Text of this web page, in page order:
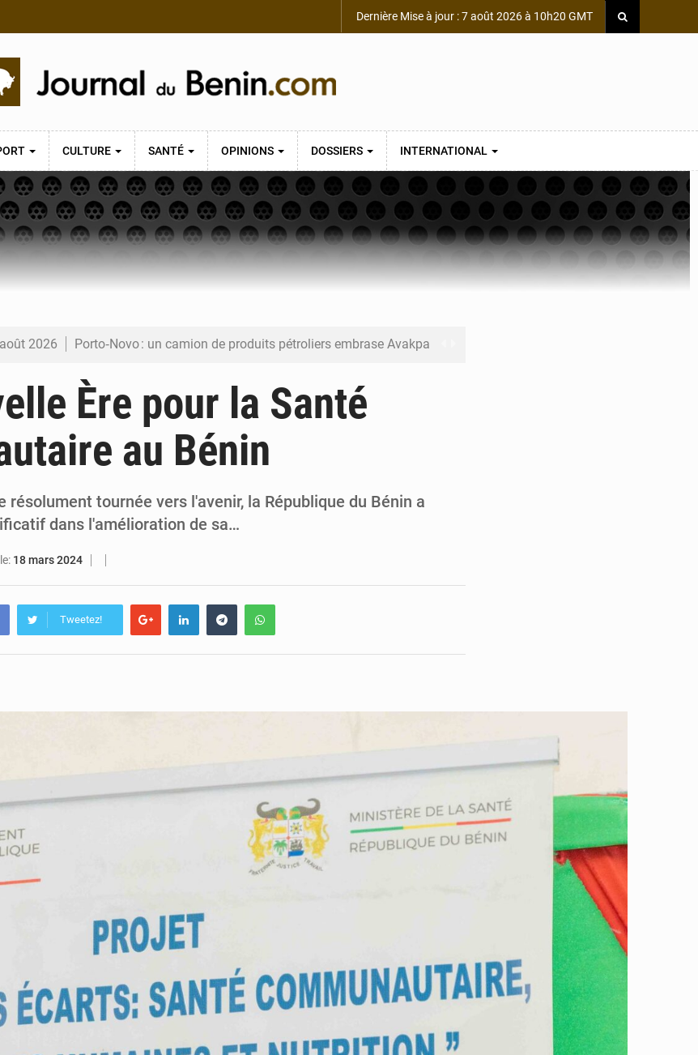
Dernière Mise à jour : 7 août 2026 à 10h20 GMT
CULTURE SANTÉ OPINIONS DOSSIERS INTERNATIONAL
2026 Porto‑Novo : un camion de produits pétroliers embrase Avakpa
Patrice Talon prend la tête du premier bureau du Sénat du Bénin
2026 Bénin : Djogbénou inspecte le chantier du siège de l’Assemblée
2026 Bénin et Canada scellent un partenariat inédit
Ère pour la Santé
au Bénin
résolument tournée vers l'avenir, la République du Bénin a
dans l'amélioration de sa…
le: 18 mars 2024
Tweetez!